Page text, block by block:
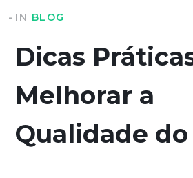
IN BLOG
Dicas
Melhorar a
Qualidade do